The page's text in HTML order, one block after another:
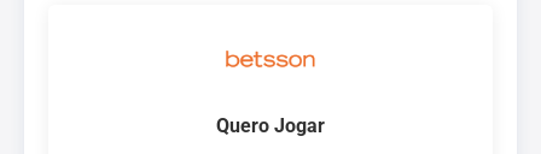
Quero Jogar